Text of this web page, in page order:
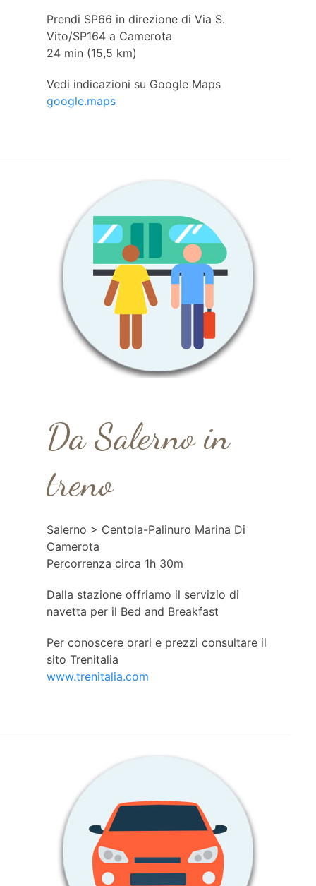
Prendi SP66 in direzione di Via S.
Vito/SP164 a Camerota
24 min (15,5 km)
Vedi indicazioni su Google Maps
google.maps
Da Salerno in
treno
Salerno > Centola-Palinuro Marina Di
Camerota
Percorrenza circa 1h 30m
Dalla stazione offriamo il servizio di
navetta per il Bed and Breakfast
Per conoscere orari e prezzi consultare il
sito Trenitalia
www.trenitalia.com